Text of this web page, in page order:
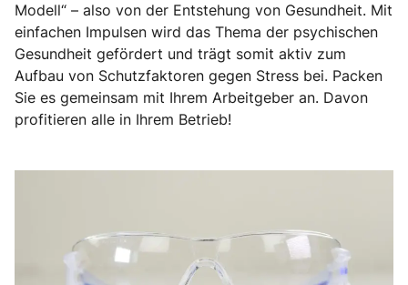
Modell“ – also von der Entstehung von Gesundheit. Mit
einfachen Impulsen wird das Thema der psychischen
Gesundheit gefördert und trägt somit aktiv zum
Aufbau von Schutzfaktoren gegen Stress bei. Packen
Sie es gemeinsam mit Ihrem Arbeitgeber an. Davon
profitieren alle in Ihrem Betrieb!